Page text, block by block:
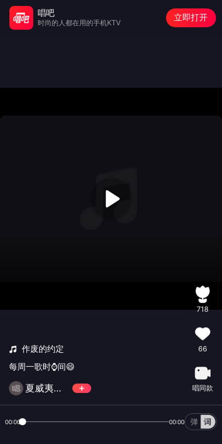
作废的约定
每周一歌时⌚间😄
夏威夷🌴没有蟹🦀
718
66
唱同款
00:00 00:00
唱吧
时尚的人都在用的手机KTV
立即打开